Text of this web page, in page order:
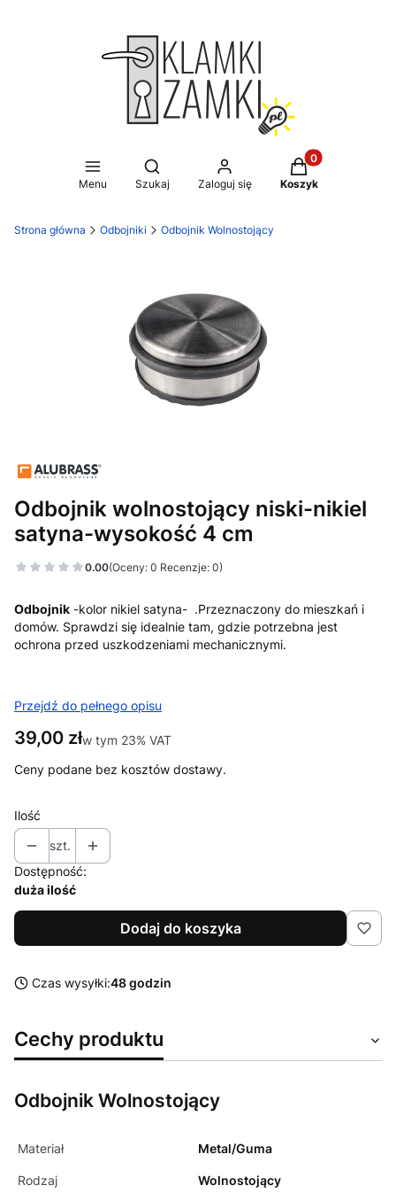
Menu
Otwórz wyszukiwarkę
Szukaj Zaloguj się
Produkty w
Koszyk
Strona główna Odbojniki Odbojnik Wolnostojący
Odbojnik wolnostojący niski-nikiel
satyna-wysokość 4 cm
0.00(Oceny: 0 Recenzje: 0)
Odbojnik -kolor nikiel satyna- .Przeznaczony do mieszkań i
domów. Sprawdzi się idealnie tam, gdzie potrzebna jest
ochrona przed uszkodzeniami mechanicznymi.
Przejdź do pełnego opisu
Cena
39,00 złw tym 23% VAT
w tym 23% VAT
Ceny podane bez kosztów dostawy.
Ilość
szt.
Dostępność:
duża ilość
Dodaj do koszyka
Czas wysyłki:48 godzin
Cechy produktu
Odbojnik Wolnostojący
Materiał Metal/Guma
Rodzaj Wolnostojący